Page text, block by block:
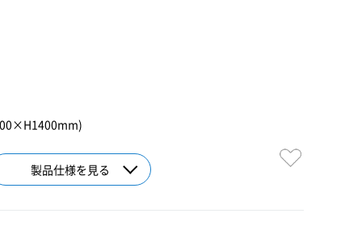
製品仕様を見る